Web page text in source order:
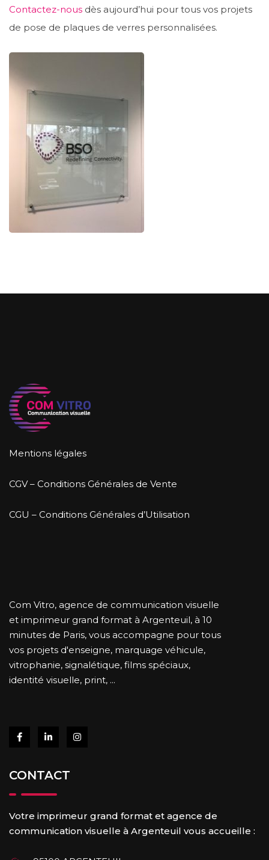
Contactez-nous dès aujourd’hui pour tous vos projets
de pose de plaques de verres personnalisées.
Mentions légales
CGV – Conditions Générales de Vente
CGU – Conditions Générales d’Utilisation
Com Vitro, agence de communication visuelle
et imprimeur grand format à Argenteuil, à 10
minutes de Paris, vous accompagne pour tous
vos projets d'enseigne, marquage véhicule,
vitrophanie, signalétique, films spéciaux,
identité visuelle, print, ...
CONTACT
Votre imprimeur grand format et agence de
communication visuelle à Argenteuil vous accueille :